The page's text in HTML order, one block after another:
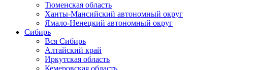
Тюменская область
Ханты-Мансийский автономный округ
Ямало-Ненецкий автономный округ
Сибирь
Вся Сибирь
Алтайский край
Иркутская область
Кемеровская область